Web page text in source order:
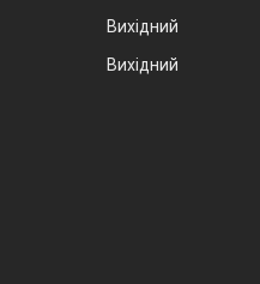
Вихідний
Вихідний